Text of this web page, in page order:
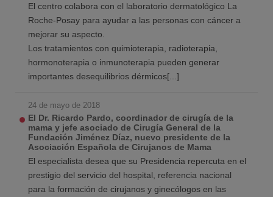
El centro colabora con el laboratorio dermatológico La
Roche-Posay para ayudar a las personas con cáncer a
mejorar su aspecto.
Los tratamientos con quimioterapia, radioterapia,
hormonoterapia o inmunoterapia pueden generar
importantes desequilibrios dérmicos[...]
24 de mayo de 2018
El Dr. Ricardo Pardo, coordinador de cirugía de la
mama y jefe asociado de Cirugía General de la
Fundación Jiménez Díaz, nuevo presidente de la
Asociación Española de Cirujanos de Mama
El especialista desea que su Presidencia repercuta en el
prestigio del servicio del hospital, referencia nacional
para la formación de cirujanos y ginecólogos en las